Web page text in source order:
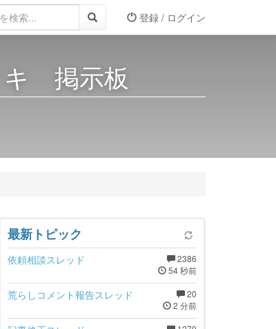
登録 / ログイン
キ 掲示板
最新トピック
2386
54 秒前
依頼相談スレッド
20
2 分前
荒らしコメント報告スレッド